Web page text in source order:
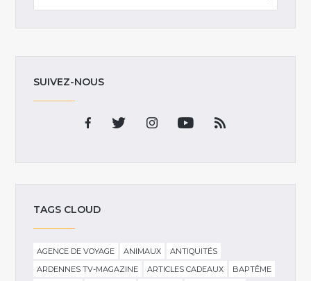
SUIVEZ-NOUS
TAGS CLOUD
AGENCE DE VOYAGE ANIMAUX
ANTIQUITÉS
ARDENNES TV-MAGAZINE
ARTICLES CADEAUX
BAPTÊME